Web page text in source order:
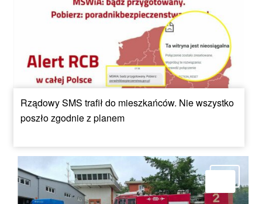
Rządowy SMS trafił do mieszkańców. Nie wszystko
poszło zgodnie z planem